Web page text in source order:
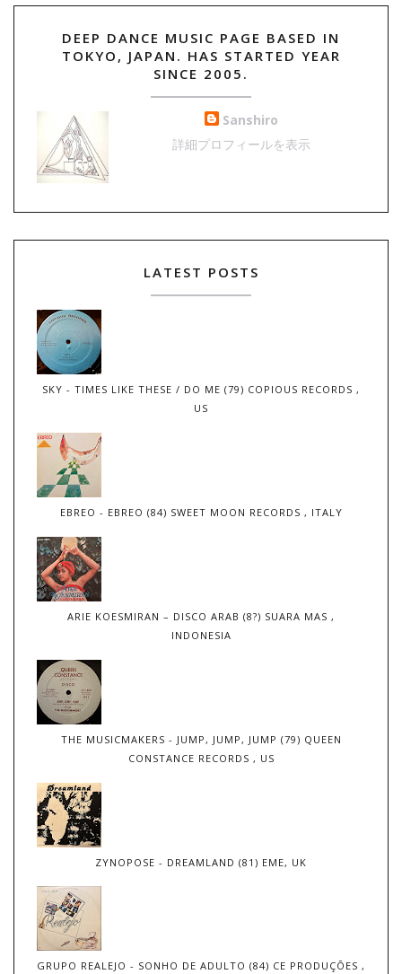
DEEP DANCE MUSIC PAGE BASED IN
TOKYO, JAPAN. HAS STARTED YEAR
SINCE 2005.
Sanshiro
詳細プロフィールを表示
LATEST POSTS
SKY - TIMES LIKE THESE / DO ME (79) COPIOUS RECORDS ,
US
EBREO - EBREO (84) SWEET MOON RECORDS , ITALY
ARIE KOESMIRAN – DISCO ARAB (8?) SUARA MAS ,
INDONESIA
THE MUSICMAKERS - JUMP, JUMP, JUMP (79) QUEEN
CONSTANCE RECORDS , US
ZYNOPOSE - DREAMLAND (81) EME, UK
GRUPO REALEJO - SONHO DE ADULTO (84) CE PRODUÇÕES ,